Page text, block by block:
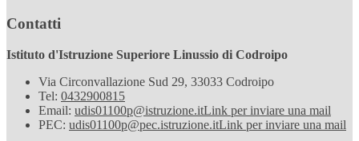
Contatti
Istituto d'Istruzione Superiore Linussio di Codroipo
Via Circonvallazione Sud 29, 33033 Codroipo
Tel: 0432900815
Email: udis01100p@istruzione.itLink per inviare una mail
PEC: udis01100p@pec.istruzione.itLink per inviare una mail